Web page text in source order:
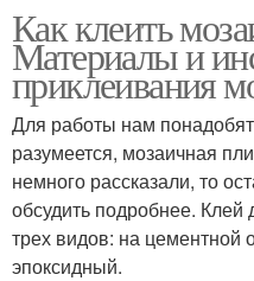
Как клеить
Материалы и
приклеивания
Для работы нам
разумеется, мозаичная
немного рассказали, то
обсудить подробнее. Клей
трех видов: на цементной
эпоксидный.